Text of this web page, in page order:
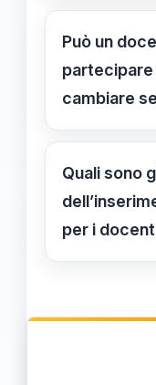
iscriversi
purché
aggiornare i
Può un
partecipare
cambiare
Sì,
aggiornare i
punteggio,
di titolarità.
Quali sono
per i
Permette ai
i titoli e